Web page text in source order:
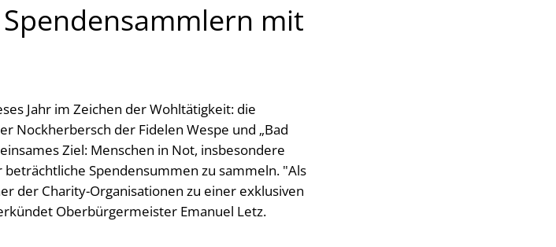
mit
Jahr im Zeichen der Wohltätigkeit: die
Nockherbersch der Fidelen Wespe und „Bad
Ziel: Menschen in Not, insbesondere
Spendensummen zu sammeln. "Als
der Charity-Organisationen zu einer exklusiven
Oberbürgermeister Emanuel Letz.